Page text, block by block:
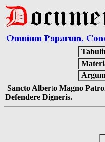
Sancto Alberto Magno
Defendere Digneris.